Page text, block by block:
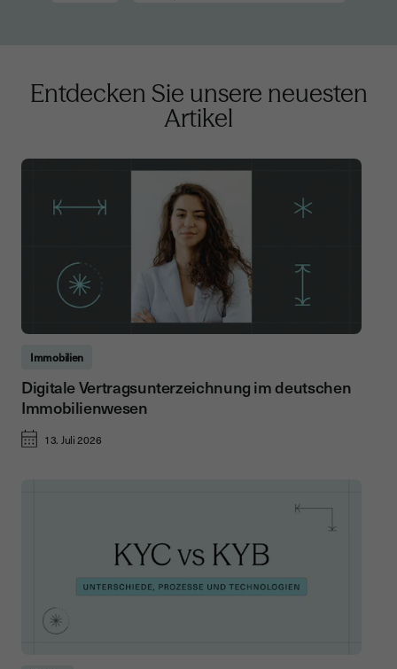
Entdecken Sie unsere neuesten
Artikel
Immobilien
Digitale Vertragsunterzeichnung im deutschen
Immobilienwesen
13. Juli 2026